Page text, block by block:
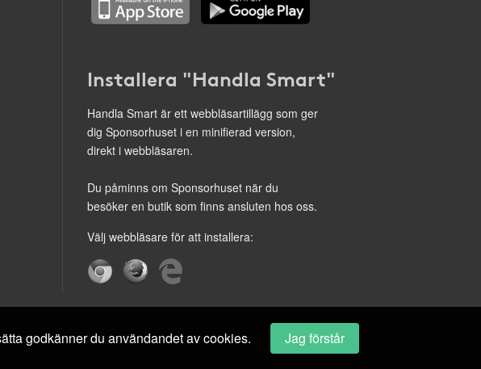
Installera "Handla Smart"
Handla Smart är ett webbläsartillägg som ger
dig Sponsorhuset i en minifierad version,
direkt i webbläsaren.
Du påminns om Sponsorhuset när du
besöker en butik som finns ansluten hos oss.
Välj webbläsare för att installera:
godkänner du användandet av cookies. Jag förstår